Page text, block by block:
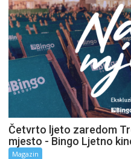
Četvrto ljeto zaredom
mjesto - Bingo Ljetno
Magazin